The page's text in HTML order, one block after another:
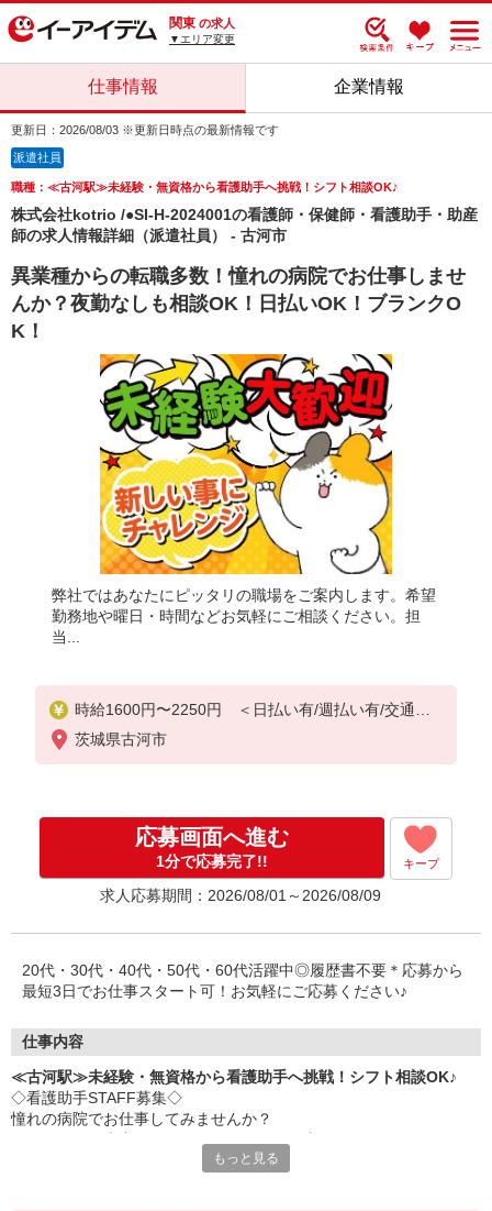
関東 の求人
▼エリア変更
仕事情報 企業情報
更新日：2026/08/03 ※更新日時点の最新情報です
派遣社員
職種：≪古河駅≫未経験・無資格から看護助手へ挑戦！シフト相談OK♪
株式会社kotrio /●SI-H-2024001の看護師・保健師・看護助手・助産
師の求人情報詳細（派遣社員） - 古河市
異業種からの転職多数！憧れの病院でお仕事しませ
んか？夜勤なしも相談OK！日払いOK！ブランクO
K！
弊社ではあなたにピッタリの職場をご案内します。希望
勤務地や曜日・時間などお気軽にご相談ください。担
当...
時給1600円〜2250円 ＜日払い有/週払い有/交通費
全支給(ガソリン代含む)＞
茨城県古河市
応募画面へ進む
1分で応募完了!! キープ
求人応募期間：2026/08/01～2026/08/09
20代・30代・40代・50代・60代活躍中◎履歴書不要＊応募から
最短3日でお仕事スタート可！お気軽にご応募ください♪
仕事内容
≪古河駅≫未経験・無資格から看護助手へ挑戦！シフト相談OK♪
◇看護助手STAFF募集◇
憧れの病院でお仕事してみませんか？
もっと見る